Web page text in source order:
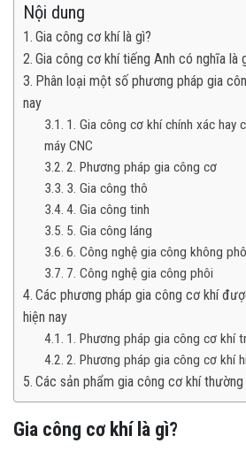
Nội dung
Gia công cơ khí là gì?
Gia công cơ khí tiếng Anh có nghĩa là
Phân loại một số phương pháp gia
nay
1. Gia công cơ khí chính xác hay
máy CNC
2. Phương pháp gia công cơ
3. Gia công thô
4. Gia công tinh
5. Gia công láng
6. Công nghệ gia công không
7. Công nghệ gia công phôi
Các phương pháp gia công cơ khí
hiện nay
1. Phương pháp gia công cơ khí
2. Phương pháp gia công cơ khí
Các sản phẩm gia công cơ khí
Gia công cơ khí là gì?